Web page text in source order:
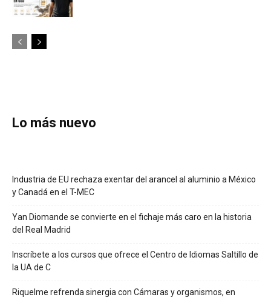
Lo más nuevo
Industria de EU rechaza exentar del arancel al aluminio a México
y Canadá en el T-MEC
Yan Diomande se convierte en el fichaje más caro en la historia
del Real Madrid
Inscríbete a los cursos que ofrece el Centro de Idiomas Saltillo de
la UA de C
Riquelme refrenda sinergia con Cámaras y organismos, en